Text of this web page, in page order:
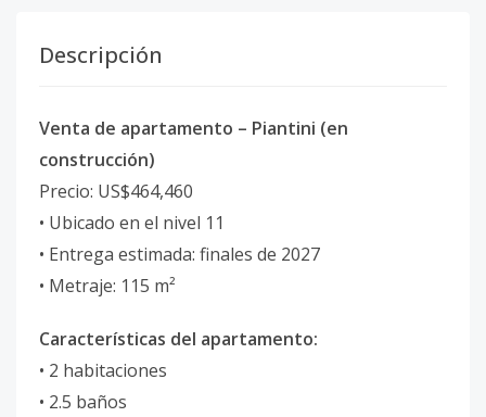
Descripción
Venta de apartamento – Piantini (en
construcción)
Precio: US$464,460
• Ubicado en el nivel 11
• Entrega estimada: finales de 2027
• Metraje: 115 m²
Características del apartamento:
• 2 habitaciones
• 2.5 baños